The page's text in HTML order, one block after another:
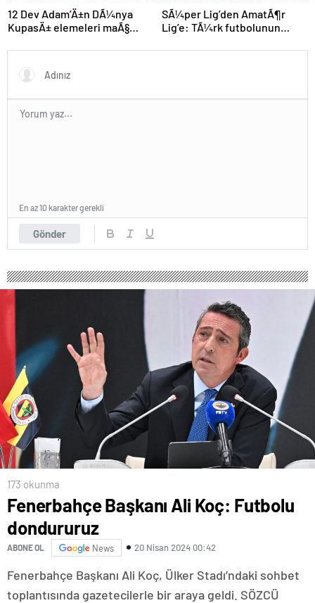
12 Dev Adam’Ä±n DÃ¼nya
KupasÄ± elemeleri maÃ§
SÃ¼per Lig’den AmatÃ¶r
Lig’e: TÃ¼rk futbolunun
gÃ¶rdÃ¼
Gönder
En az 10 karakter gerekli
173 okunma
Fenerbahçe Başkanı Ali Koç: Futbolu
dondururuz
ABONE OL News 20 Nisan 2024 00:42
Fenerbahçe Başkanı Ali Koç, Ülker Stadı’ndaki sohbet
toplantısında gazetecilerle bir araya geldi. SÖZCÜ